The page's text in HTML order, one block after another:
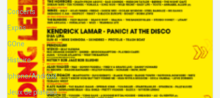
Concerts
Expos
GOne
Histoire
Iphone/Androïd
Jeux de plateau